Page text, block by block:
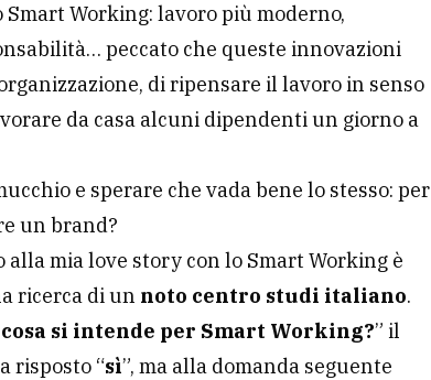
Working: lavoro più moderno,
peccato che queste innovazioni
di ripensare il lavoro in senso
da casa alcuni dipendenti un giorno a
e sperare che vada bene lo stesso: per
un brand?
alla mia love story con lo Smart Working è
ricerca di un noto centro studi italiano.
cosa si intende per Smart Working?” il
risposto “sì”, ma alla domanda seguente